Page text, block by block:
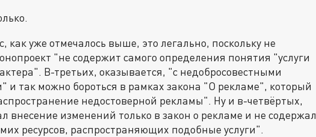
как уже отмечалось выше, это легально, поскольку не
"не содержит самого определения понятия "услуги
В-третьих, оказывается, "с недобросовестными
так можно бороться в рамках закона "О рекламе", который
недостоверной рекламы". Ну и в-четвёртых,
внесение изменений только в закон о рекламе и не содержал
ресурсов, распространяющих подобные услуги".